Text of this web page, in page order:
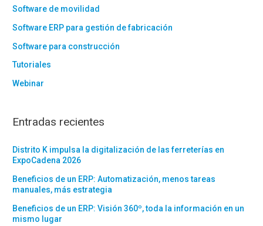
Software de movilidad
Software ERP para gestión de fabricación
Software para construcción
Tutoriales
Webinar
Entradas recientes
Distrito K impulsa la digitalización de las ferreterías en
ExpoCadena 2026
Beneficios de un ERP: Automatización, menos tareas
manuales, más estrategia
Beneficios de un ERP: Visión 360º, toda la información en un
mismo lugar